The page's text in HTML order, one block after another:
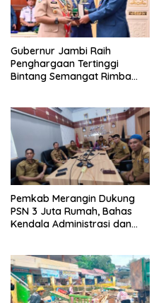
Gubernur Jambi Raih
Penghargaan Tertinggi
Bintang Semangat Rimba
Pemkab Merangin Dukung
PSN 3 Juta Rumah, Bahas
Kendala Administrasi dan